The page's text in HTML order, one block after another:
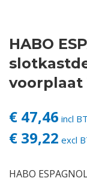
Login
Vacatures
HABO
voorplaat
€ 47,46 incl
€ 39,22 excl
HABO